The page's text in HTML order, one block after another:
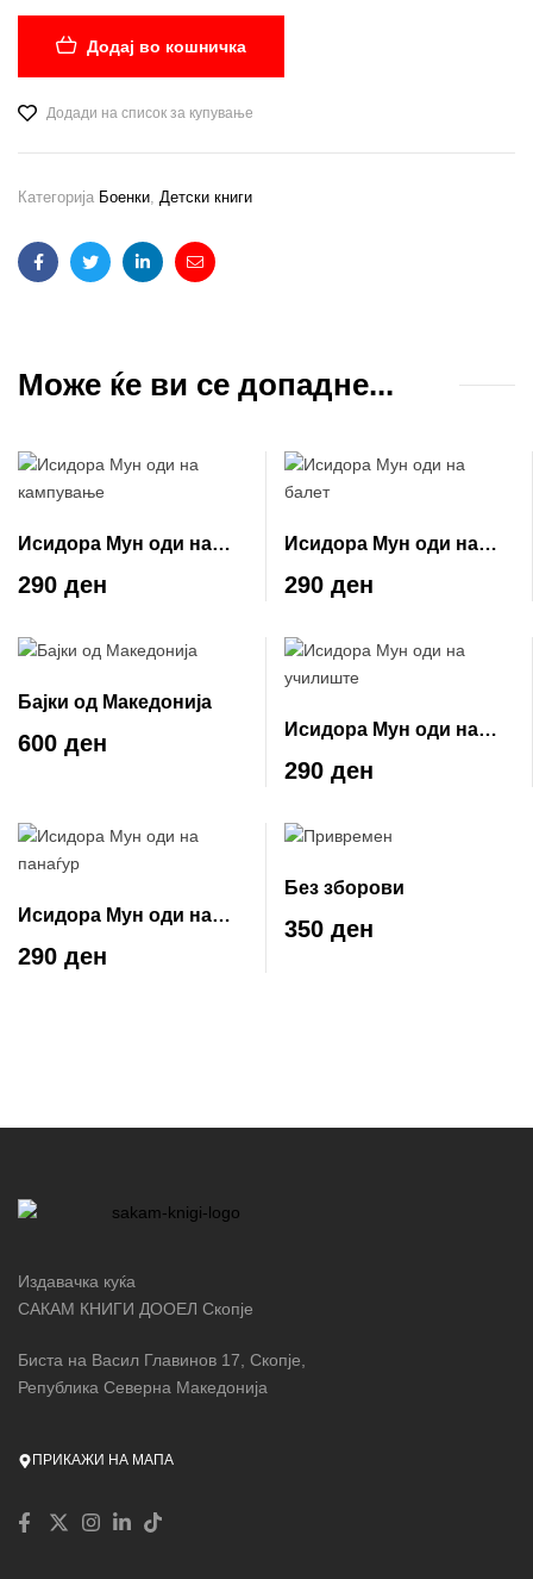
Додај во кошничка
Додади на список за купување
Категорија Боенки, Детски книги
FacebookTwitterLinkedinEmail
Може ќе ви се допадне...
Исидора Мун оди на
кампување
290 ден
Исидора Мун оди на
балет
290 ден
Бајки од Македонија
600 ден
Исидора Мун оди на
училиште
290 ден
Исидора Мун оди на
панаѓур
290 ден
Без зборови
350 ден
Издавачка куќа
САКАМ КНИГИ ДООЕЛ Скопје
Биста на Васил Главинов 17, Скопје,
Република Северна Македонија
ПРИКАЖИ НА МАПА